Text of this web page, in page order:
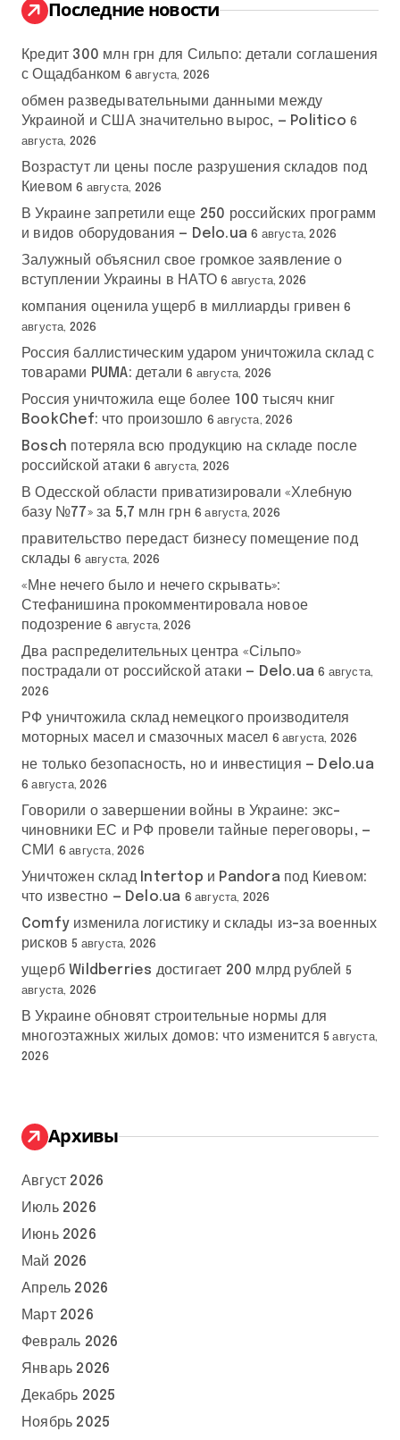
Последние новости
Кредит 300 млн грн для Сильпо: детали соглашения
с Ощадбанком 6 августа, 2026
обмен разведывательными данными между
Украиной и США значительно вырос, — Politico 6
августа, 2026
Возрастут ли цены после разрушения складов под
Киевом 6 августа, 2026
В Украине запретили еще 250 российских программ
и видов оборудования — Delo.ua 6 августа, 2026
Залужный объяснил свое громкое заявление о
вступлении Украины в НАТО 6 августа, 2026
компания оценила ущерб в миллиарды гривен 6
августа, 2026
Россия баллистическим ударом уничтожила склад с
товарами PUMA: детали 6 августа, 2026
Россия уничтожила еще более 100 тысяч книг
BookChef: что произошло 6 августа, 2026
Bosch потеряла всю продукцию на складе после
российской атаки 6 августа, 2026
В Одесской области приватизировали «Хлебную
базу №77» за 5,7 млн грн 6 августа, 2026
правительство передаст бизнесу помещение под
склады 6 августа, 2026
«Мне нечего было и нечего скрывать»:
Стефанишина прокомментировала новое
подозрение 6 августа, 2026
Два распределительных центра «Сільпо»
пострадали от российской атаки — Delo.ua 6 августа,
2026
РФ уничтожила склад немецкого производителя
моторных масел и смазочных масел 6 августа, 2026
не только безопасность, но и инвестиция — Delo.ua
6 августа, 2026
Говорили о завершении войны в Украине: экс-
чиновники ЕС и РФ провели тайные переговоры, —
СМИ
6 августа, 2026
Уничтожен склад Intertop и Pandora под Киевом:
что известно — Delo.ua 6 августа, 2026
Comfy изменила логистику и склады из-за военных
рисков 5 августа, 2026
ущерб Wildberries достигает 200 млрд рублей 5
августа, 2026
В Украине обновят строительные нормы для
многоэтажных жилых домов: что изменится 5 августа,
2026
Архивы
Август 2026
Июль 2026
Июнь 2026
Май 2026
Апрель 2026
Март 2026
Февраль 2026
Январь 2026
Декабрь 2025
Ноябрь 2025